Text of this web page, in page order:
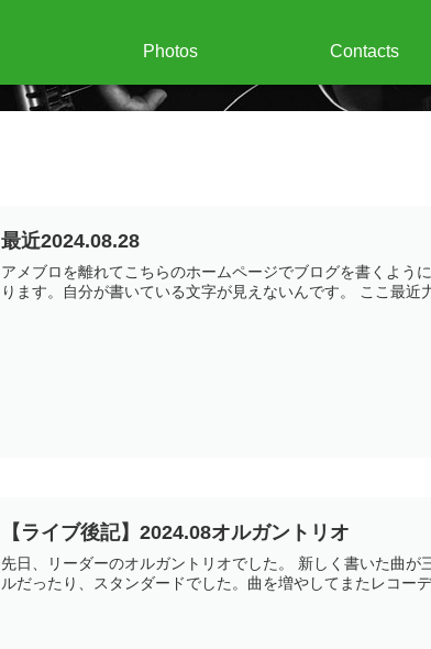
Photos Contacts
最近2024.08.28
アメブロを離れてこちらのホームページでブログを書くよう
ります。自分が書いている文字が見えないんです。 ここ最
【ライブ後記】2024.08オルガントリオ
先日、リーダーのオルガントリオでした。 新しく書いた曲
ルだったり、スタンダードでした。曲を増やしてまたレコー